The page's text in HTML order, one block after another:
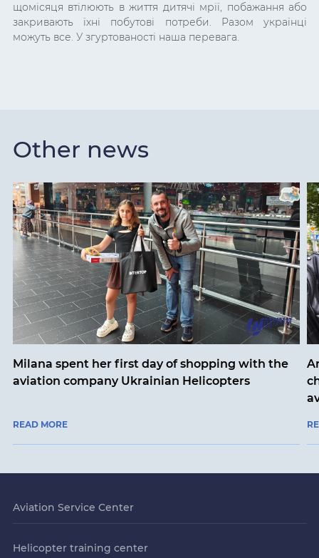
щомісяця втілюють в життя дитячі мрії, побажання або
закривають їхні побутові потреби. Разом українці
можуть все. У згуртованості наша перевага.
Other news
Milana spent her first day of shopping with the
aviation company Ukrainian Helicopters
READ MORE
Aviation Service Center
Helicopter training center